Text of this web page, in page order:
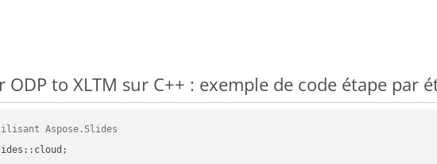
to XLTM sur C++ : exemple de code étape par
Aspose.Slides